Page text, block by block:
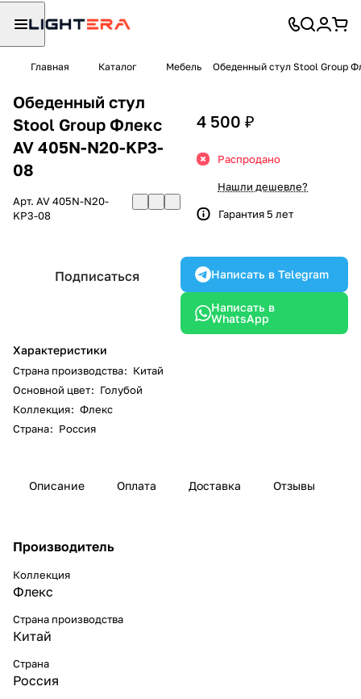
Главная Каталог Мебель Обеденный стул Stool Group
Обеденный стул
Stool Group Флекс
AV 405N-N20-KP3-
08
Арт. AV 405N-N20-
KP3-08
Подписаться
Характеристики
Страна производства: Китай
Основной цвет: Голубой
Коллекция: Флекс
Страна: Россия
4 500 ₽
Распродано
Нашли дешевле?
Гарантия 5 лет
Написать в Telegram
Написать в
WhatsApp
Описание Оплата Доставка Отзывы
Производитель
Коллекция
Флекс
Страна производства
Китай
Страна
Россия